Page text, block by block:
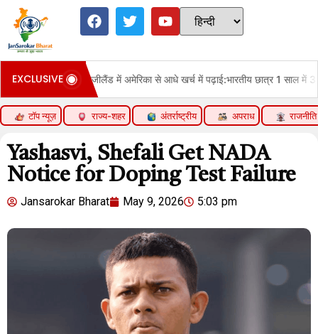
EXCLUSIVE
में अमेरिका से आधे खर्च में पढ़ाई:भारतीय छात्र 1 साल में 33% बढ़े, छात्रों को
टॉप न्यूज़ राज्य-शहर अंतर्राष्ट्रीय अपराध राजनीति
Yashasvi, Shefali Get NADA
Notice for Doping Test Failure
Jansarokar Bharat May 9, 2026 5:03 pm